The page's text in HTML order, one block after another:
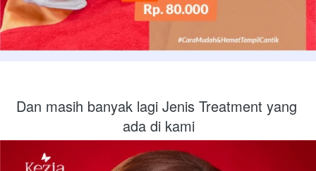
Dan masih banyak lagi Jenis Treatment yang
ada di kami